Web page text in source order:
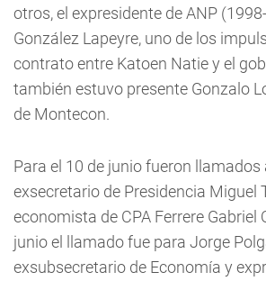
otros, el expresidente de ANP
González Lapeyre, uno de los
contrato entre Katoen Natie y el
también estuvo presente Gonzalo
de Montecon.
Para el 10 de junio fueron llamados
exsecretario de Presidencia Miguel
economista de CPA Ferrere Gabriel
junio el llamado fue para Jorge
exsubsecretario de Economía y